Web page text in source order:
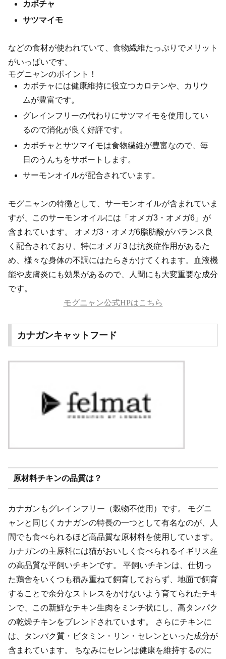
カボチャ
サツマイモ
などの食材が使われていて、食物繊維たっぷりでメリット
がいっぱいです。
モグニャンのポイント！
カボチャには健康維持に役立つカロテンや、カリウ
ムが豊富です。
グレインフリーの代わりにサツマイモを使用してい
るので消化が良く好評です。
カボチャとサツマイモは食物繊維が豊富なので、毎
日のうんちをサポートします。
サーモンオイルが配合されています。
モグニャンの特徴として、サーモンオイルが含まれていま
すが、このサーモンオイルには「オメガ3・オメガ6」が
含まれています。 オメガ3・オメガ6脂肪酸がバランス良
く配合されており、特にオメガ３は抗炎症作用があるた
め、様々な身体の不調にはたらきかけてくれます。血液機
能や皮膚炎にも効果があるので、人間にも大変重要な成分
です。
モグニャン公式HPはこちら
カナガンキャットフード
原材料チキンの品質は？
カナガンもグレインフリー（穀物不使用）です。 モグニ
ャンと同じくカナガンの特長の一つとして有名なのが、人
間でも食べられるほど高品質な原材料を使用しています。
カナガンの主原料には猫がおいしく食べられるイギリス産
の高品質な平飼いチキンです。 平飼いチキンは、仕切っ
た鶏舎をいくつも積み重ねて飼育しておらず、地面で飼育
することで余分なストレスをかけないよう育てられたチキ
ンで、この新鮮なチキン生肉をミンチ状にし、高タンパク
の乾燥チキンをブレンドされています。 さらにチキンに
は、タンパク質・ビタミン・リン・セレンといった成分が
含まれています。 ちなみにセレンは健康を維持するのに